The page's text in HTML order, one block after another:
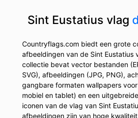
Sint Eustatius vlag
Countryflags.com biedt een grote
afbeeldingen van de Sint Eustatius
collectie bevat vector bestanden
SVG), afbeeldingen (JPG, PNG),
gangbare formaten wallpapers
mobiel en tablet) en een
iconen van de vlag van Sint
afbeeldingen zijn van hoge